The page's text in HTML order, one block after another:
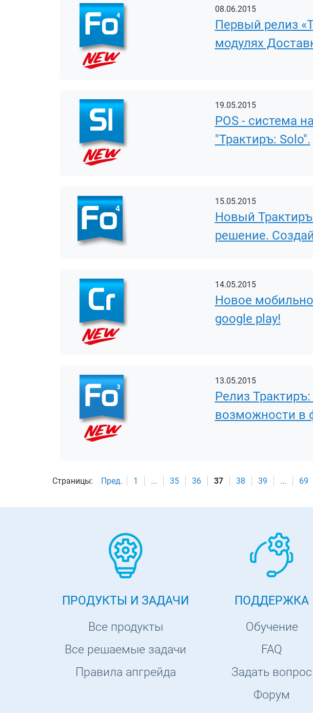
08.06.2015
Первый релиз
модулях
19.05.2015
POS - система
"Трактиръ: Solo".
15.05.2015
Новый
решение.
14.05.2015
Новое
google play!
13.05.2015
Релиз
возможности в
Страницы: Пред. 1 ... 35 36 37 38 39 ... 69
ПРОДУКТЫ И ЗАДАЧИ
Все продукты
Все решаемые задачи
Правила апгрейда
ПОДДЕРЖКА
Обучение
FAQ
Задать вопрос
Форум